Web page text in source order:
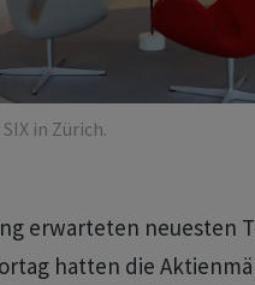
in Zürich.
erwarteten neuesten
hatten die